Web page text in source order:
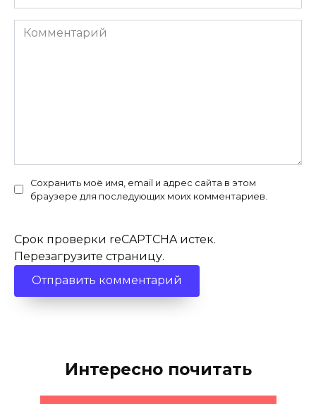
Комментарий
Сохранить моё имя, email и адрес сайта в этом
браузере для последующих моих комментариев.
Срок проверки reCAPTCHA истек.
Перезагрузите страницу.
Интересно почитать